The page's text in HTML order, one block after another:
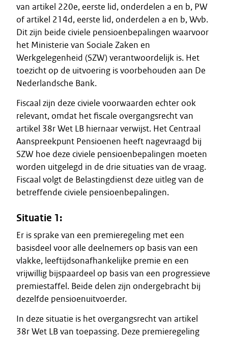
van artikel 220e, eerste lid, onderdelen a en b, PW
of artikel 214d, eerste lid, onderdelen a en b, Wvb.
Dit zijn beide civiele pensioenbepalingen waarvoor
het Ministerie van Sociale Zaken en
Werkgelegenheid (SZW) verantwoordelijk is. Het
toezicht op de uitvoering is voorbehouden aan De
Nederlandsche Bank.
Fiscaal zijn deze civiele voorwaarden echter ook
relevant, omdat het fiscale overgangsrecht van
artikel 38r Wet LB hiernaar verwijst. Het Centraal
Aanspreekpunt Pensioenen heeft nagevraagd bij
SZW hoe deze civiele pensioenbepalingen moeten
worden uitgelegd in de drie situaties van de vraag.
Fiscaal volgt de Belastingdienst deze uitleg van de
betreffende civiele pensioenbepalingen.
Situatie 1:
Er is sprake van een premieregeling met een
basisdeel voor alle deelnemers op basis van een
vlakke, leeftijdsonafhankelijke premie en een
vrijwillig bijspaardeel op basis van een progressieve
premiestaffel. Beide delen zijn ondergebracht bij
dezelfde pensioenuitvoerder.
In deze situatie is het overgangsrecht van artikel
38r Wet LB van toepassing. Deze premieregeling